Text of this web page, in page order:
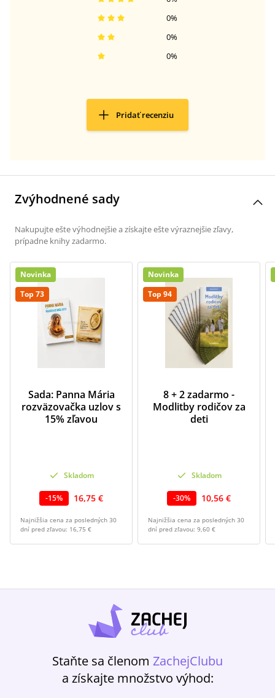
0%
0%
0%
Pridať recenziu
Zvýhodnené sady
Nakupujte ešte výhodnejšie a získajte ešte výraznejšie zľavy,
prípadne knihy zadarmo.
Novinka
Top 73
Sada: Panna Mária
rozväzovačka uzlov s
15% zľavou
Skladom
-15% 16,75 €
Najnižšia cena za posledných 30
dní pred zľavou: 16,75 €
Novinka
Top 94
8 + 2 zadarmo -
Modlitby rodičov za
deti
Skladom
-30% 10,56 €
Najnižšia cena za posledných 30
dní pred zľavou: 9,60 €
Staňte sa členom ZachejClubu
a získajte množstvo výhod: